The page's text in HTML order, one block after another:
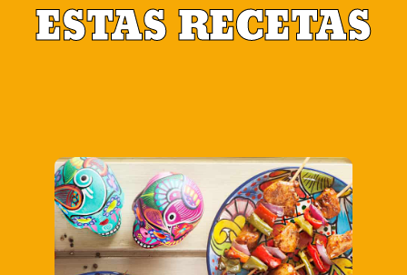
ESTAS RECETAS